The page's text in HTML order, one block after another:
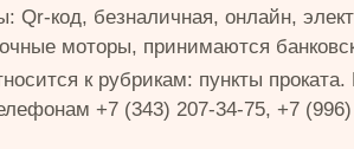
Qr-код, безналичная, онлайн,
моторы, принимаются
к рубрикам: пункты
+7 (343) 207-34-75, +7